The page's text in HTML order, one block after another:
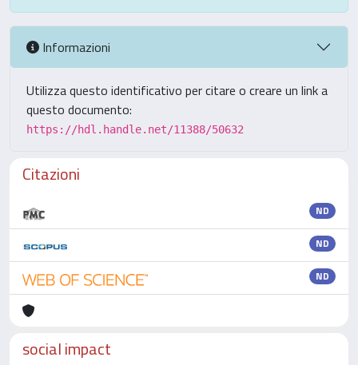
Informazioni
Utilizza questo identificativo per citare o creare un link a
questo documento:
https://hdl.handle.net/11388/50632
Citazioni
ND
ND
ND
social impact